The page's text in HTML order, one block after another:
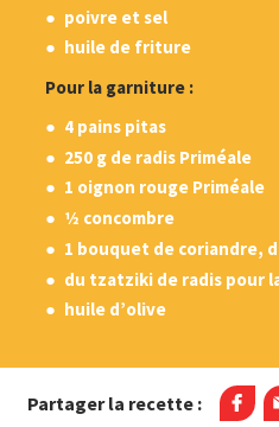
poivre et sel
huile de friture
Pour la garniture :
4 pains pitas
250 g de radis Priméale
1 oignon rouge Priméale
1⁄2 concombre
1 bouquet de coriandre,
du tzatziki de radis pour
huile d’olive
Partager la recette :